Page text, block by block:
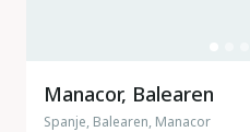
Manacor, Balearen
Spanje, Balearen, Manacor